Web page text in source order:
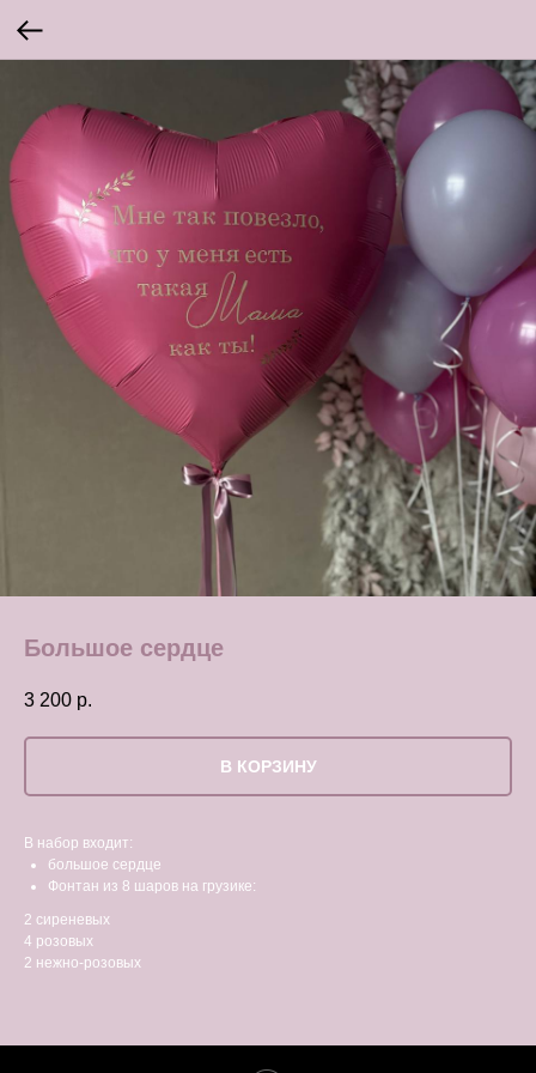
Большое сердце
3 200 р.
В КОРЗИНУ
В набор входит:
большое сердце
Фонтан из 8 шаров на грузике:
2 сиреневых
4 розовых
2 нежно-розовых